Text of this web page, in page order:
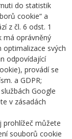
do statistik
cookie“ a
z čl. 6 odst. 1
má oprávněný
optimalizace svých
odpovídající
provádí se
a GDPR;
Google
v zásadách
prohlížeč můžete
souborů cookie